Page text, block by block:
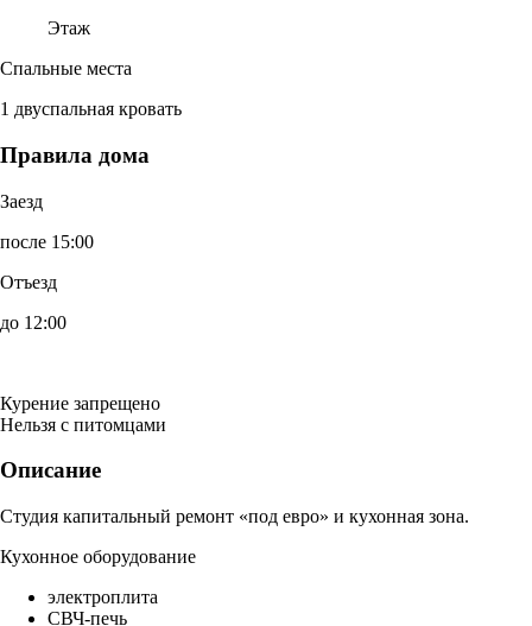
Этаж
Спальные места
1 двуспальная кровать
Правила дома
Заезд
после 15:00
Отъезд
до 12:00
Курение запрещено
Нельзя с питомцами
Описание
Студия капитальный ремонт «под евро» и кухонная зона.
Кухонное оборудование
электроплита
СВЧ-печь